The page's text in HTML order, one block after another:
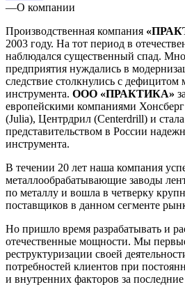
—О компании
Производственная компания
2003 году. На тот период в
наблюдался существенный спад.
предприятия нуждались в
следствие столкнулись с дефицитом
инструмента. ООО «ПРАКТИКА»
европейскими компаниями
(Julia), Центрдрил (Centerdrill) и
представительством в России
инструмента.
В течении 20 лет наша компания
металлообрабатывающие заводы
по металлу и вошла в четверку
поставщиков в данном сегменте
Но пришло время разрабатывать и
отечественные мощности. Мы
реструктуризации своей
потребностей клиентов при
и внутренних факторов за последние